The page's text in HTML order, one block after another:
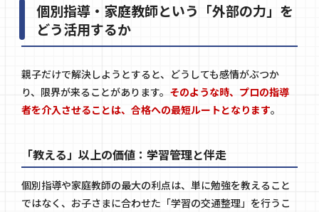
個別指導・家庭教師という「外部の力」を
どう活用するか
親子だけで解決しようとすると、どうしても感情がぶつか
り、限界が来ることがあります。 そのような時、プロの指導
者を介入させることは、合格への最短ルートとなります。
「教える」以上の価値：学習管理と伴走
個別指導や家庭教師の最大の利点は、単に勉強を教えること
ではなく、お子さまに合わせた「学習の交通整理」を行うこ